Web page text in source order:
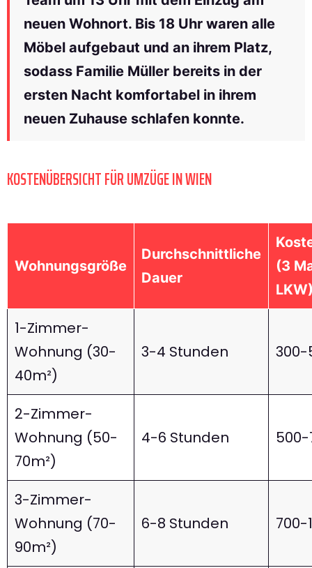
neuen Wohnort. Bis 18 Uhr waren alle
Möbel aufgebaut und an ihrem Platz,
sodass Familie Müller bereits in der
ersten Nacht komfortabel in ihrem
neuen Zuhause schlafen konnte.
KOSTENÜBERSICHT FÜR UMZÜGE IN WIEN
Wohnungsgröße
Durchschnittliche
Dauer
(3
1-Zimmer-
Wohnung (30-
40m²)
3-4 Stunden
2-Zimmer-
Wohnung (50-
70m²)
4-6 Stunden
3-Zimmer-
Wohnung (70-
90m²)
6-8 Stunden 700-